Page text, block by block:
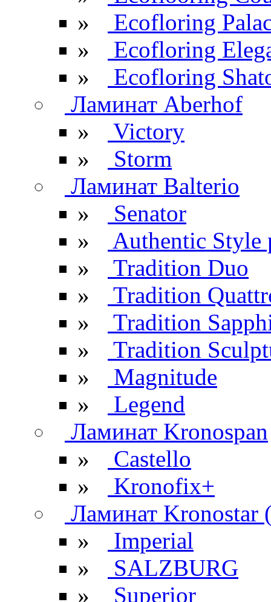
»
Ecofloring
»
Ecofloring
»
Ecofloring
Ламинат Aberhof
»
Victory
»
Storm
Ламинат Balterio
»
Senator
»
Authentic Style
»
Tradition Duo
»
Tradition
»
Tradition
»
Tradition
»
Magnitude
»
Legend
Ламинат Kronospan
»
Castello
»
Kronofix+
Ламинат Kronostar
»
Imperial
»
SALZBURG
»
Superior